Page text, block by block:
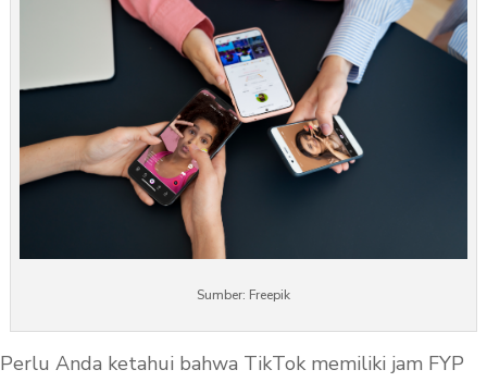
Sumber: Freepik
Perlu Anda ketahui bahwa TikTok memiliki jam FYP